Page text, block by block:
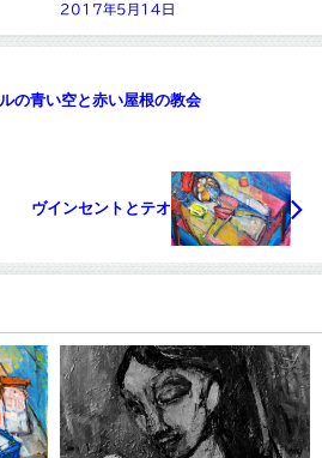
2017年5月14日
の青い空と赤い屋根の教会
ヴインセントとテオ